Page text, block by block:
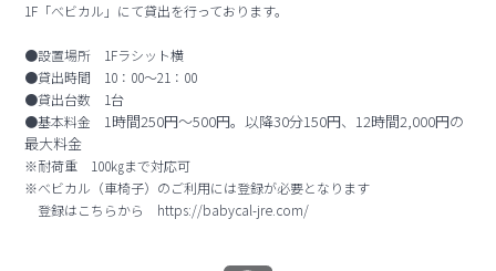
1F「べビカル」にて貸出を行っております。
●設置場所 1Fラシット横
●貸出時間 10：00～21：00
●貸出台数 1台
●基本料金 1時間250円～500円。以降30分150円、12時間2,000円の
最大料金
※耐荷重 100㎏まで対応可
※べビカル（車椅子）のご利用には登録が必要となります
登録はこちらから https://babycal-jre.com/